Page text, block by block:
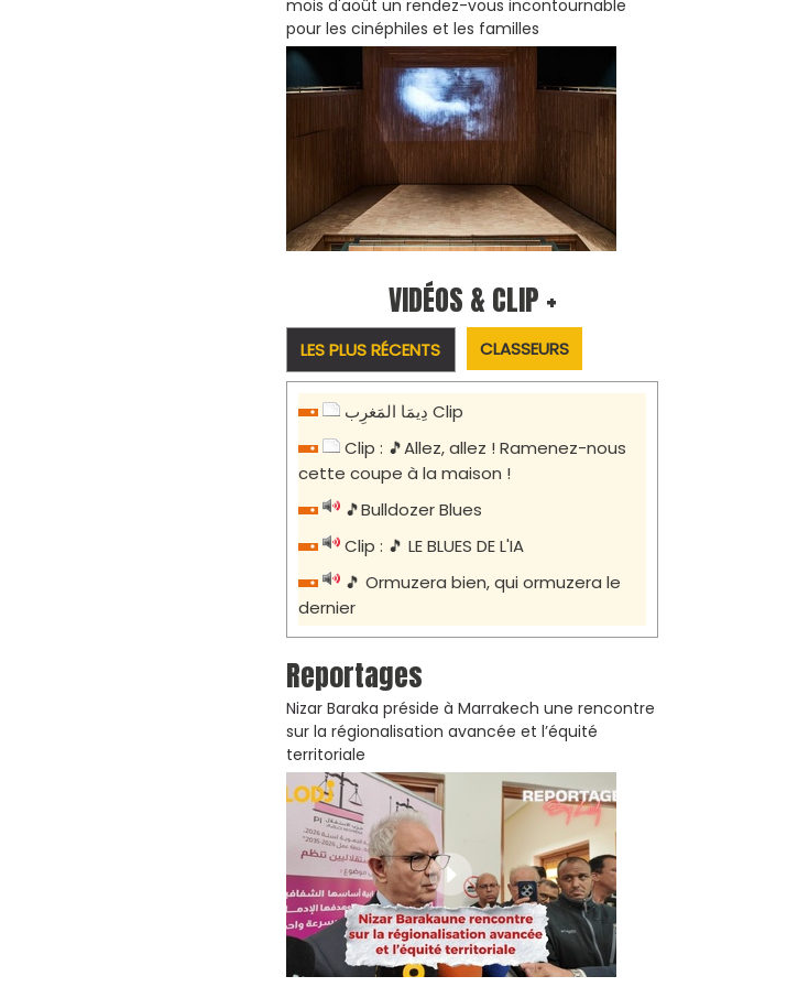
mois d'août un rendez-vous incontournable
pour les cinéphiles et les familles
VIDÉOS & CLIP +
LES PLUS RÉCENTS CLASSEURS
دِيمَا المَغرِب Clip
Clip : 🎵Allez, allez ! Ramenez-nous
cette coupe à la maison !
🎵Bulldozer Blues
Clip : 🎵 LE BLUES DE L'IA
🎵 Ormuzera bien, qui ormuzera le
dernier
Reportages
Nizar Baraka préside à Marrakech une rencontre
sur la régionalisation avancée et l’équité
territoriale